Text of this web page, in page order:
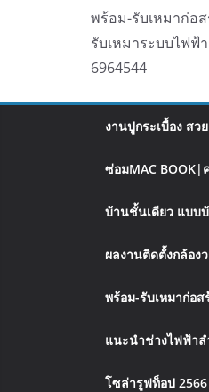
พร้อม-รับเหมาก่อ
รับเหมาระบบไฟฟ้
6964544
งานปูกระเบื้อง สว
ซ่อมMAC BOOK|
บ้านชั้นเดียว แบบ
ผลงานติดตั้งกล้อง
พร้อม-รับเหมาก่อ
แนะนำช่างไฟฟ้า
โซล่ารูฟท็อป 2566